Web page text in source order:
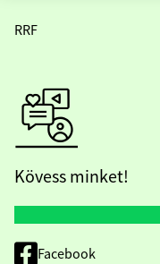
RRF
Kövess minket!
Facebook